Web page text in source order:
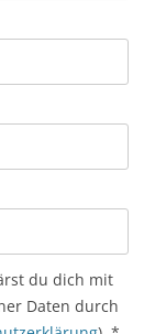
du dich mit
Daten durch